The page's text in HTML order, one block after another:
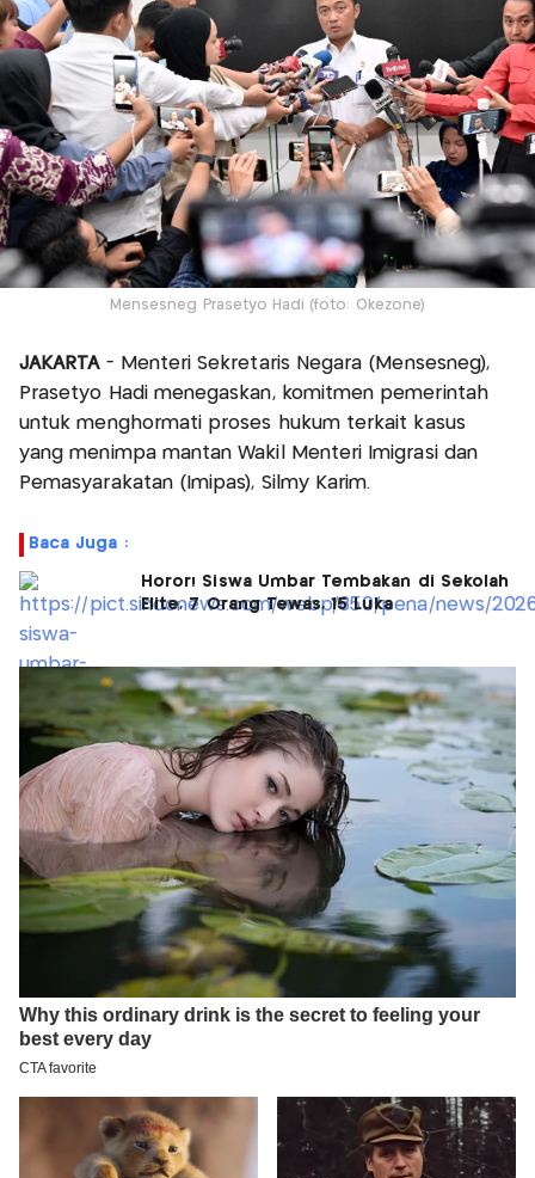
Mensesneg Prasetyo Hadi (foto: Okezone)
JAKARTA- Menteri Sekretaris Negara (Mensesneg),
Prasetyo Hadi menegaskan, komitmen pemerintah
untuk menghormati proses hukum terkait kasus
yang menimpa mantan Wakil Menteri Imigrasi dan
Pemasyarakatan (Imipas), Silmy Karim.
Baca Juga :
Horor! Siswa Umbar Tembakan di Sekolah
Elite, 7 Orang Tewas, 15 Luka